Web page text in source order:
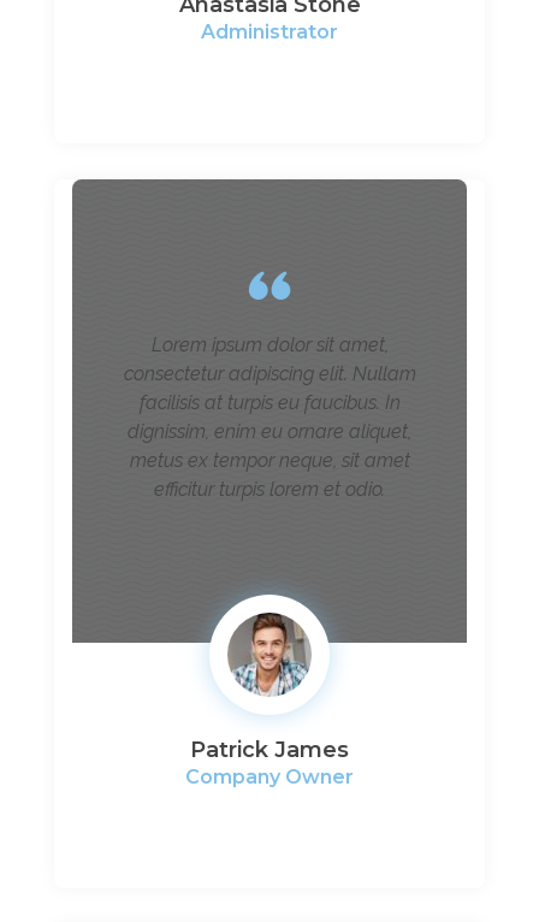
Administrator
Lorem ipsum dolor sit amet,
consectetur adipiscing elit. Nullam
facilisis at turpis eu faucibus. In
dignissim, enim eu ornare aliquet,
metus ex tempor neque, sit amet
efficitur turpis lorem et odio.
Patrick James
Company Owner